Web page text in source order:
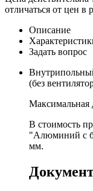
отличаться от цен в
Описание
Задать вопрос
(без
Максимальная
В стоимость
"Алюминий с
мм.